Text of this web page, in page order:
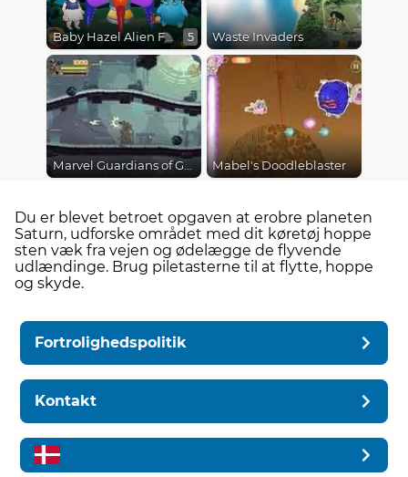
Baby Hazel Alien Friend 5 Waste Invaders
Marvel Guardians of Galaxy Mabel's Doodleblaster
Du er blevet betroet opgaven at erobre planeten
Saturn, udforske området med dit køretøj hoppe
sten væk fra vejen og ødelægge de flyvende
udlændinge. Brug piletasterne til at flytte, hoppe
og skyde.
Fortrolighedspolitik
Kontakt